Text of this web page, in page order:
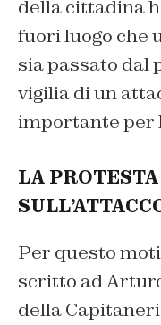
della cittadina
fuori luogo che
sia passato dal
vigilia di un
importante per
LA
Per questo
scritto ad
della